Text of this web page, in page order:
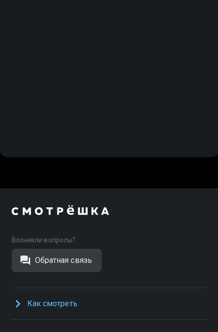
Возникли вопросы?
Обратная связь
Как смотреть